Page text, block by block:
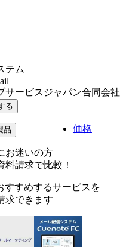
テム
サービスジャパン合同会社
る
品 価格
お迷いの方
料請求で比較！
すすめするサービスを
求できます